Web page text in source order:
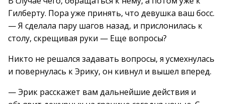
Гилберту. Пора уже принять, что девушка ваш босс.
— Я сделала пару шагов назад, и прислонилась к
столу, скрещивая руки — Еще вопросы?
Никто не решался задавать вопросы, я усмехнулась
и повернулась к Эрику, он кивнул и вышел вперед.
— Эрик расскажет вам дальнейшие действия и